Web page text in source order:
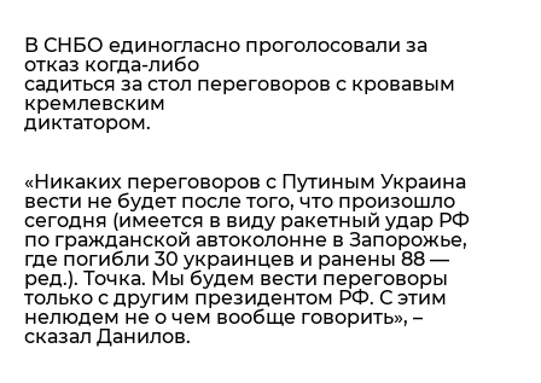
В СНБО единогласно проголосовали за
отказ когда-либо
садиться за стол переговоров с кровавым
кремлевским
диктатором.
«Никаких переговоров с Путиным Украина
вести не будет после того, что произошло
сегодня (имеется в виду ракетный удар РФ
по гражданской автоколонне в Запорожье,
где погибли 30 украинцев и ранены 88 —
ред.). Точка. Мы будем вести переговоры
только с другим президентом РФ. С этим
нелюдем не о чем вообще говорить», –
сказал Данилов.